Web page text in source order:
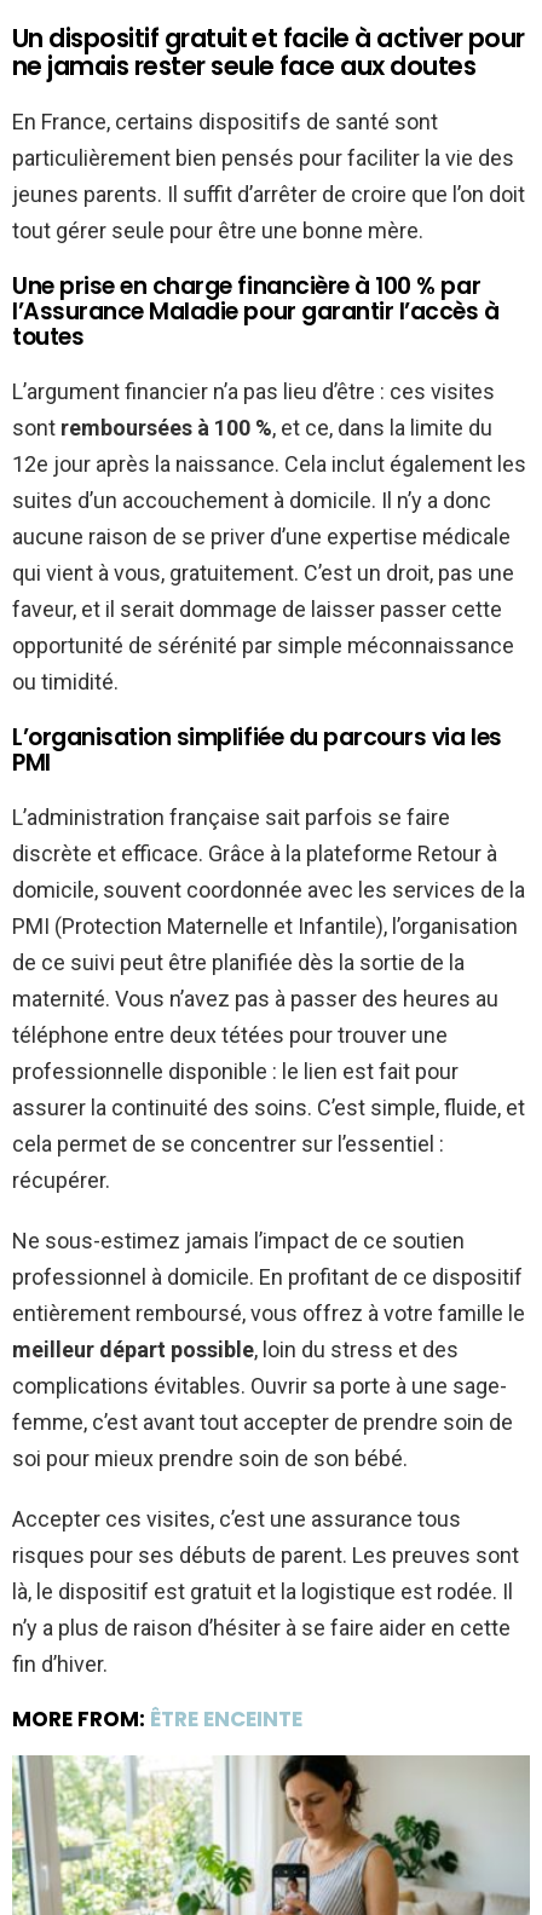
Un dispositif gratuit et facile à activer pour
ne jamais rester seule face aux doutes
En France, certains dispositifs de santé sont
particulièrement bien pensés pour faciliter la vie des
jeunes parents. Il suffit d’arrêter de croire que l’on doit
tout gérer seule pour être une bonne mère.
Une prise en charge financière à 100 % par
l’Assurance Maladie pour garantir l’accès à
toutes
L’argument financier n’a pas lieu d’être : ces visites
sont remboursées à 100 %, et ce, dans la limite du
12e jour après la naissance. Cela inclut également les
suites d’un accouchement à domicile. Il n’y a donc
aucune raison de se priver d’une expertise médicale
qui vient à vous, gratuitement. C’est un droit, pas une
faveur, et il serait dommage de laisser passer cette
opportunité de sérénité par simple méconnaissance
ou timidité.
L’organisation simplifiée du parcours via les
PMI
L’administration française sait parfois se faire
discrète et efficace. Grâce à la plateforme Retour à
domicile, souvent coordonnée avec les services de la
PMI (Protection Maternelle et Infantile), l’organisation
de ce suivi peut être planifiée dès la sortie de la
maternité. Vous n’avez pas à passer des heures au
téléphone entre deux tétées pour trouver une
professionnelle disponible : le lien est fait pour
assurer la continuité des soins. C’est simple, fluide, et
cela permet de se concentrer sur l’essentiel :
récupérer.
Ne sous-estimez jamais l’impact de ce soutien
professionnel à domicile. En profitant de ce dispositif
entièrement remboursé, vous offrez à votre famille le
meilleur départ possible, loin du stress et des
complications évitables. Ouvrir sa porte à une sage-
femme, c’est avant tout accepter de prendre soin de
soi pour mieux prendre soin de son bébé.
Accepter ces visites, c’est une assurance tous
risques pour ses débuts de parent. Les preuves sont
là, le dispositif est gratuit et la logistique est rodée. Il
n’y a plus de raison d’hésiter à se faire aider en cette
fin d’hiver.
MORE FROM: ÊTRE ENCEINTE